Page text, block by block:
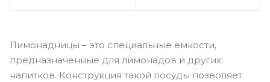
Лимонадницы – это специальные ёмкости,
предназначенные для лимонадов и других
напитков. Конструкция такой посуды позволяет